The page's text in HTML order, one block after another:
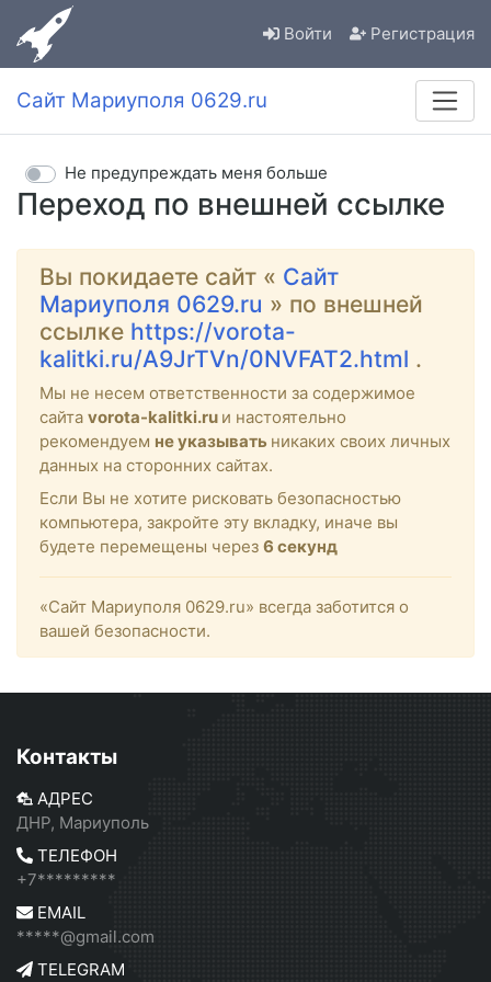
Войти Регистрация
Сайт Мариуполя 0629.ru
Переход по внешней ссылке
Не предупреждать меня больше
Вы покидаете сайт « Сайт
Мариуполя 0629.ru » по внешней
ссылке https://vorota-
kalitki.ru/A9JrTVn/0NVFAT2.html .
Мы не несем ответственности за содержимое
сайта vorota-kalitki.ru и настоятельно
рекомендуем не указывать никаких своих личных
данных на сторонних сайтах.
Если Вы не хотите рисковать безопасностью
компьютера, закройте эту вкладку, иначе вы
будете перемещены через 6 секунд
«Сайт Мариуполя 0629.ru» всегда заботится о
вашей безопасности.
Контакты
АДРЕС
ДНР, Мариуполь
ТЕЛЕФОН
+7*********
EMAIL
*****@gmail.com
TELEGRAM